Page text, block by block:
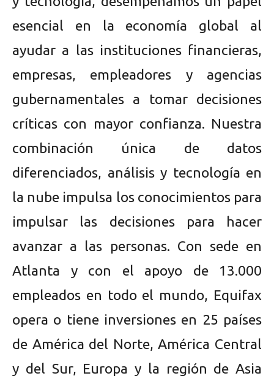
esencial en la economía global al
ayudar a las instituciones financieras,
empresas, empleadores y agencias
gubernamentales a tomar decisiones
críticas con mayor confianza. Nuestra
combinación única de datos
diferenciados, análisis y tecnología en
la nube impulsa los conocimientos para
impulsar las decisiones para hacer
avanzar a las personas. Con sede en
Atlanta y con el apoyo de 13.000
empleados en todo el mundo, Equifax
opera o tiene inversiones en 25 países
de América del Norte, América Central
y del Sur, Europa y la región de Asia